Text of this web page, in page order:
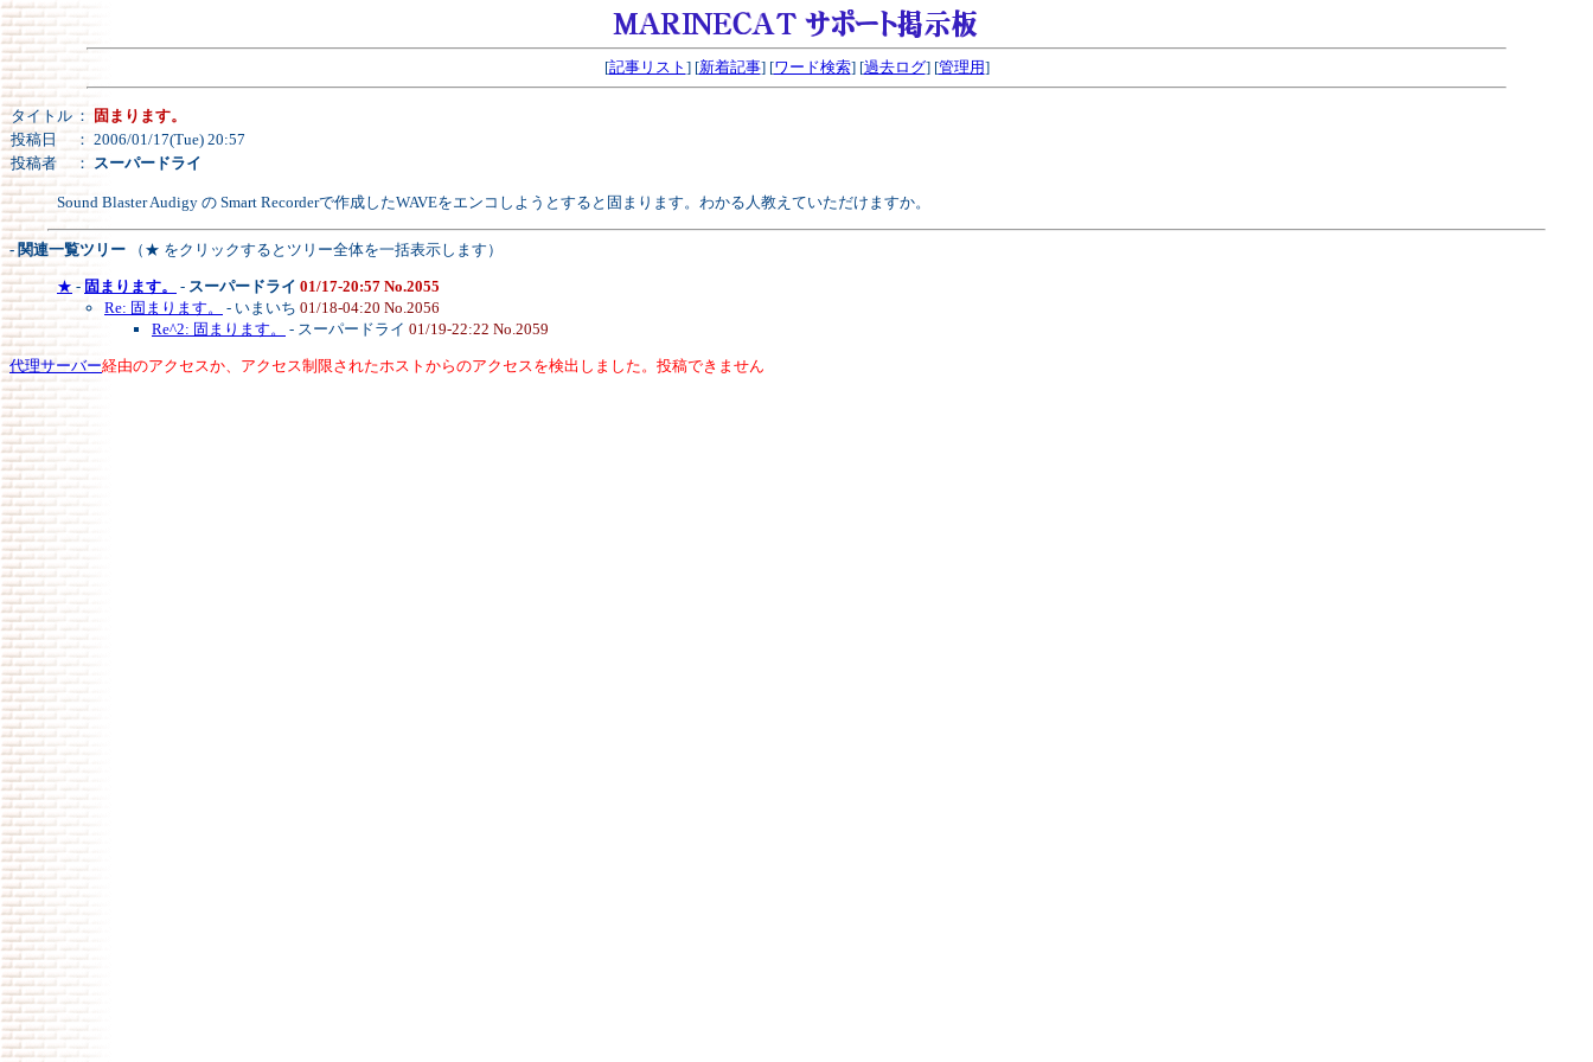
[記事リスト ] [新着記事] [ワード検索] [過去ログ] [管理用]
タイトル ：
固まります。
投稿日
： 2006/01/17(Tue) 20:57
投稿者
： スーパードライ
Sound Blaster Audigy の Smart Recorderで作成したWAVEをエンコしようとすると固まります。わかる人教えていただけますか。
- 関連一覧ツリー （★ をクリックするとツリー全体を一括表示します）
★ - 固まります。 - スーパードライ 01/17-20:57 No.2055
Re: 固まります。
- いまいち 01/18-04:20 No.2056
Re^2: 固まります。
- スーパードライ 01/19-22:22 No.2059
代理サーバー経由のアクセスか、アクセス制限されたホストからのアクセスを検出しました。投稿できません